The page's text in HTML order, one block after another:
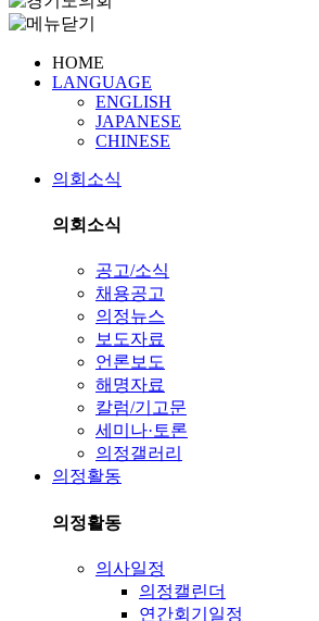
HOME
LANGUAGE
ENGLISH
JAPANESE
CHINESE
의회소식
의회소식
공고/소식
채용공고
의정뉴스
보도자료
언론보도
해명자료
칼럼/기고문
세미나·토론
의정갤러리
의정활동
의정활동
의사일정
의정캘린더
연간회기일정